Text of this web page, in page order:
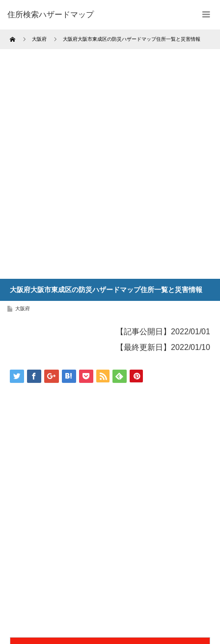
住所検索ハザードマップ
Home 大阪府 大阪府大阪市東成区の防災ハザードマップ住所一覧と災害情報
大阪府大阪市東成区の防災ハザードマップ住所一覧と災害情報
大阪府
【記事公開日】2022/01/01
【最終更新日】2022/01/10